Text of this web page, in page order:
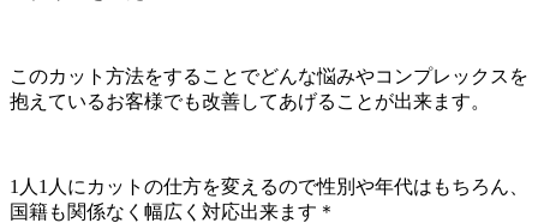
このカット方法をすることでどんな悩みやコンプレックスを
抱えているお客様でも改善してあげることが出来ます。
1人1人にカットの仕方を変えるので性別や年代はもちろん、
国籍も関係なく幅広く対応出来ます＊